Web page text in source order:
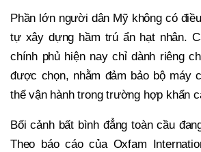
Phần lớn người dân Mỹ không có
tự xây dựng hầm trú ẩn hạt nhân.
chính phủ hiện nay chỉ dành riêng
được chọn, nhằm đảm bảo bộ máy
thể vận hành trong trường hợp khẩn
Bối cảnh bất bình đẳng toàn cầu
Theo báo cáo của Oxfam